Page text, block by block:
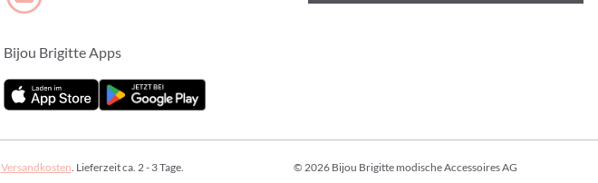
Bijou Brigitte Apps
Versandkosten. Lieferzeit ca. 2 - 3 Tage. © 2026 Bijou Brigitte modische Accessoires AG